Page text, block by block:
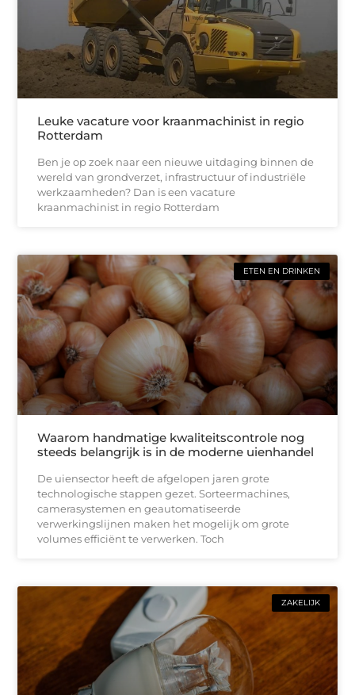
Leuke vacature voor kraanmachinist in regio
Rotterdam
Ben je op zoek naar een nieuwe uitdaging binnen de
wereld van grondverzet, infrastructuur of industriële
werkzaamheden? Dan is een vacature
kraanmachinist in regio Rotterdam
ETEN EN DRINKEN
Waarom handmatige kwaliteitscontrole nog
steeds belangrijk is in de moderne uienhandel
De uiensector heeft de afgelopen jaren grote
technologische stappen gezet. Sorteermachines,
camerasystemen en geautomatiseerde
verwerkingslijnen maken het mogelijk om grote
volumes efficiënt te verwerken. Toch
ZAKELIJK